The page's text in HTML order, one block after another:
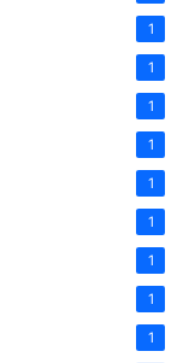
1
1
1
1
1
1
1
1
1